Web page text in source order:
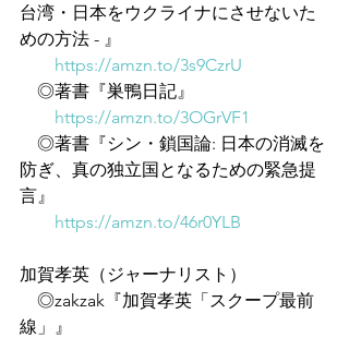
台湾・日本をウクライナにさせないた
めの方法 - 』
https://amzn.to/3s9CzrU
◎著書『巣鴨日記』
https://amzn.to/3OGrVF1
◎著書『シン・鎖国論: 日本の消滅を
防ぎ、真の独立国となるための緊急提
言』
https://amzn.to/46r0YLB
加賀孝英（ジャーナリスト）
◎zakzak『加賀孝英「スクープ最前
線」』